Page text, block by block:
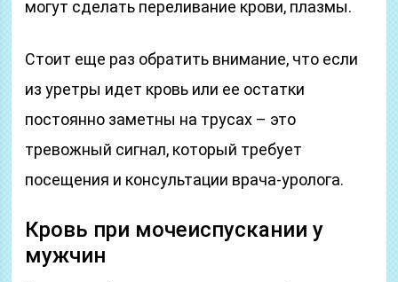
могут сделать переливание крови, плазмы.
Стоит еще раз обратить внимание, что если
из уретры идет кровь или ее остатки
постоянно заметны на трусах – это
тревожный сигнал, который требует
посещения и консультации врача-уролога.
Кровь при мочеиспускании у
мужчин